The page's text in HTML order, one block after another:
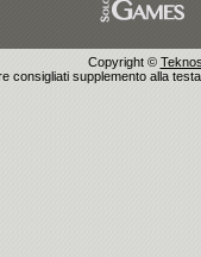
Copyright ©
consigliati supplemento alla